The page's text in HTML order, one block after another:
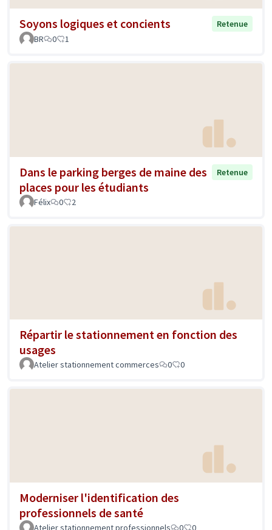
Soyons logiques et concients
Retenue
BR
0 1
Dans le parking berges de maine des
places pour les étudiants
Retenue
Félix 0 2
Répartir le stationnement en fonction des
usages
Atelier stationnement commerces 0 0
Moderniser l'identification des
professionnels de santé
Atelier stationnement professionnels 0 0